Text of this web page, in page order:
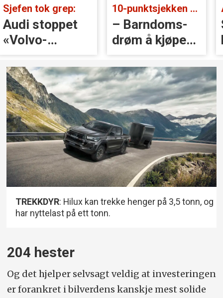
Sjefen tok grep:
Audi stoppet
«Volvo-
håndtak» rett
før lansering
10-punktsjekken med Christian Paasche:
– Barndoms­
drøm å kjøpe
BMW
TREKKDYR: Hilux kan trekke henger på 3,5 tonn, og
har nyttelast på ett tonn.
204 hester
Og det hjelper selvsagt veldig at investeringen
er forankret i bilverdens kanskje mest solide